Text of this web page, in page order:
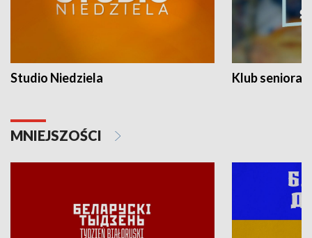
Studio Niedziela Klub seniora
MNIEJSZOŚCI